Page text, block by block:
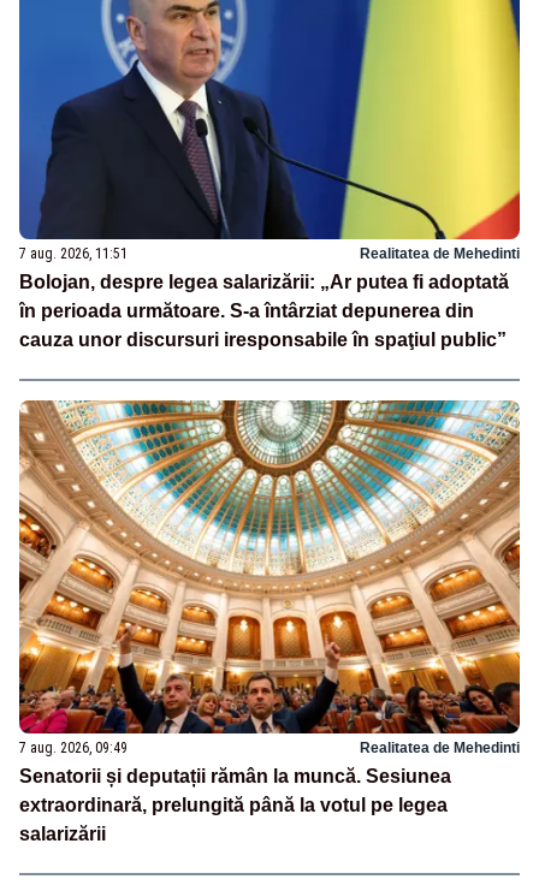
7 aug. 2026, 11:51 Realitatea de Mehedinti
Bolojan, despre legea salarizării: „Ar putea fi adoptată
în perioada următoare. S-a întârziat depunerea din
cauza unor discursuri iresponsabile în spaţiul public”
7 aug. 2026, 09:49 Realitatea de Mehedinti
Senatorii și deputații rămân la muncă. Sesiunea
extraordinară, prelungită până la votul pe legea
salarizării